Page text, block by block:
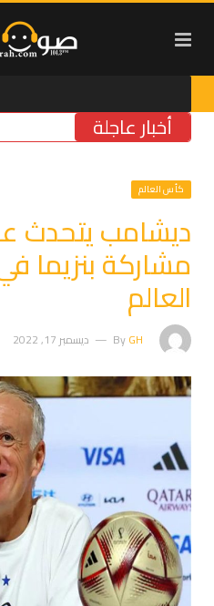
أخبار عاجلة
كأس العالم
ديشامب يتحدث
مشاركة بنزيما
العالم
ByGH ديسمبر 17, 2022